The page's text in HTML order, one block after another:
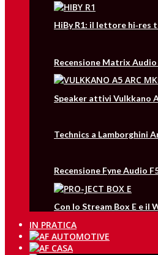
HiBy R1: il lettore hi‑res
Recensione Matrix Audio
Speaker attivi Vulkkano
Technics a Lamborghini
Recensione Fyne Audio
Con lo Stream Box E e il
IN PRATICA